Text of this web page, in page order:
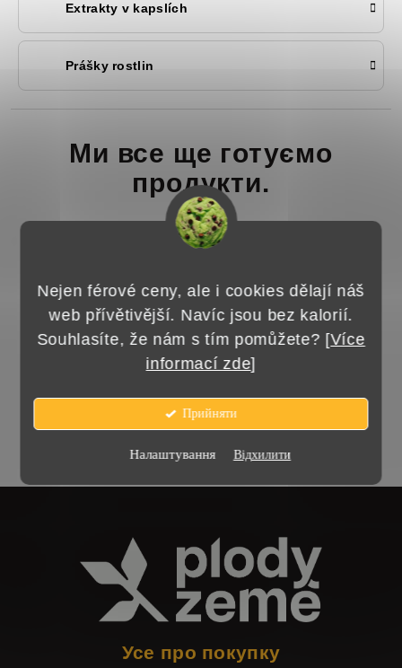
Nejen férové ceny, ale i cookies dělají náš
web přívětivější. Navíc jsou bez kalorií.
Souhlasíte, že nám s tím pomůžete? [Více
informací zde]
Прийняти
Налаштування Відхилити
Extrakty v kapslích
Prášky rostlin
Ми все ще готуємо
продукти.
Але ви можете звернути увагу на інші
категорії.
Усе про покупку